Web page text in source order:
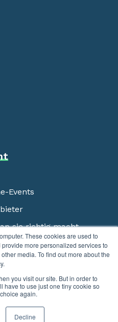
These cookies are used to
more personalized services to
media. To find out more about the
you visit our site. But in order to
have to use just one tiny cookie so
again.
Decline
Events
sie richtig macht